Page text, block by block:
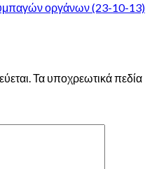
οργάνων (23-10-13)
Τα υποχρεωτικά πεδία